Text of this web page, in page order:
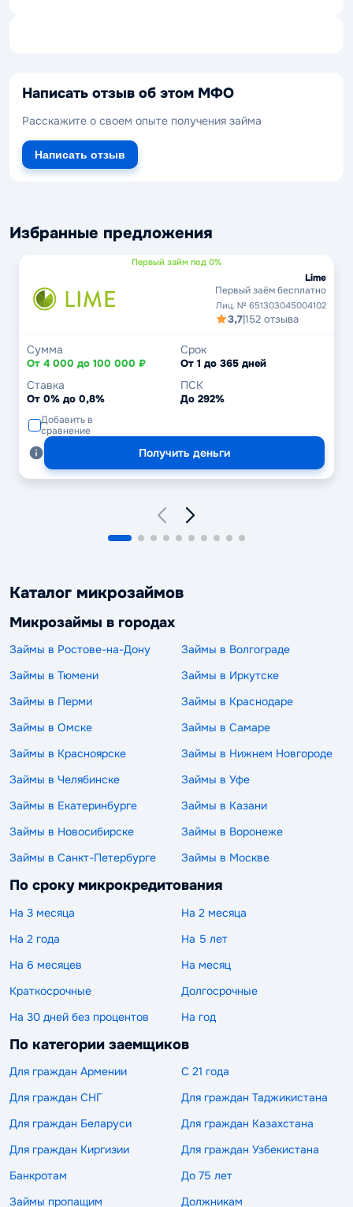
Написать отзыв об этом МФО
Расскажите о своем опыте получения займа
Написать отзыв
Избранные предложения
Первый займ под 0%
Lime
Первый заём бесплатно
Лиц. № 651303045004102
3,7|152 отзыва
Сумма
От 4 000 до 100 000 ₽
Срок
От 1 до 365 дней
Ставка
От 0% до 0,8%
ПСК
До 292%
Добавить в
сравнение
Получить деньги
Каталог микрозаймов
Микрозаймы в городах
Займы в Ростове-на-Дону
Займы в Волгограде
Займы в Тюмени
Займы в Иркутске
Займы в Перми
Займы в Краснодаре
Займы в Омске
Займы в Самаре
Займы в Красноярске
Займы в Нижнем Новгороде
Займы в Челябинске
Займы в Уфе
Займы в Екатеринбурге
Займы в Казани
Займы в Новосибирске
Займы в Воронеже
Займы в Санкт-Петербурге
Займы в Москве
По сроку микрокредитования
На 3 месяца
На 2 месяца
На 2 года
На 5 лет
На 6 месяцев
На месяц
Краткосрочные
Долгосрочные
На 30 дней без процентов
На год
По категории заемщиков
Для граждан Армении
С 21 года
Для граждан СНГ
Для граждан Таджикистана
Для граждан Беларуси
Для граждан Казахстана
Для граждан Киргизии
Для граждан Узбекистана
Банкротам
До 75 лет
Займы пропащим
Должникам